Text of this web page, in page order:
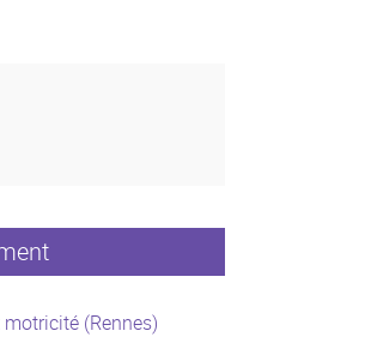
(Rennes)